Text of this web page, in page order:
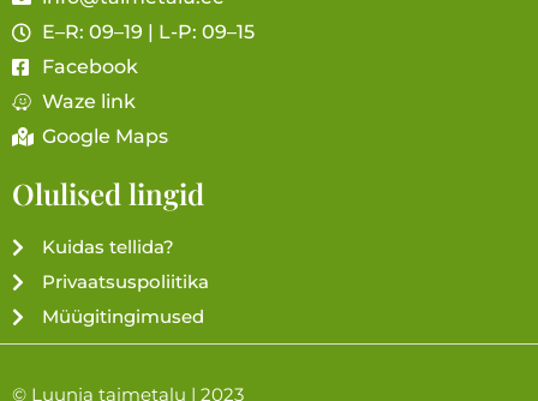
E–R: 09–19 | L-P: 09–15
Facebook
Waze link
Google Maps
Olulised lingid
Kuidas tellida?
Privaatsuspoliitika
Müügitingimused
© Luunja taimetalu | 2023